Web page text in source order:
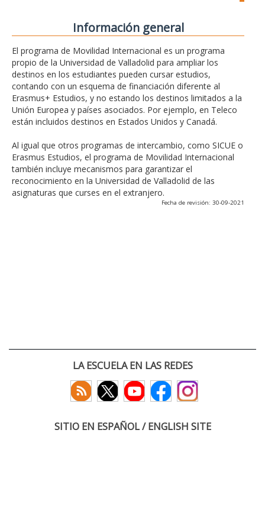
Información general
El programa de Movilidad Internacional es un programa
propio de la Universidad de Valladolid para ampliar los
destinos en los estudiantes pueden cursar estudios,
contando con un esquema de financiación diferente al
Erasmus+ Estudios, y no estando los destinos limitados a la
Unión Europea y países asociados. Por ejemplo, en Teleco
están incluidos destinos en Estados Unidos y Canadá.
Al igual que otros programas de intercambio, como SICUE o
Erasmus Estudios, el programa de Movilidad Internacional
también incluye mecanismos para garantizar el
reconocimiento en la Universidad de Valladolid de las
asignaturas que curses en el extranjero.
Fecha de revisión: 30-09-2021
LA ESCUELA EN LAS REDES
SITIO EN ESPAÑOL / ENGLISH SITE